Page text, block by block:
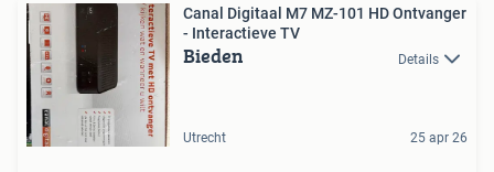
Canal Digitaal M7 MZ-101 HD Ontvanger
- Interactieve TV
Bieden Details
Utrecht 25 apr 26